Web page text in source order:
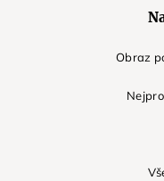
Obraz